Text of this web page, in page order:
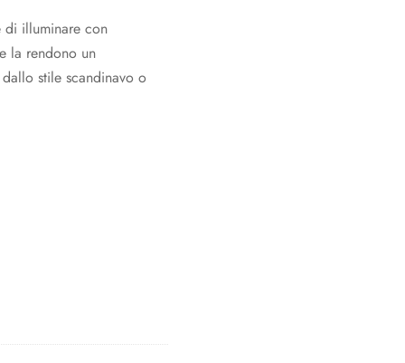
di illuminare con
la rendono un
stile scandinavo o